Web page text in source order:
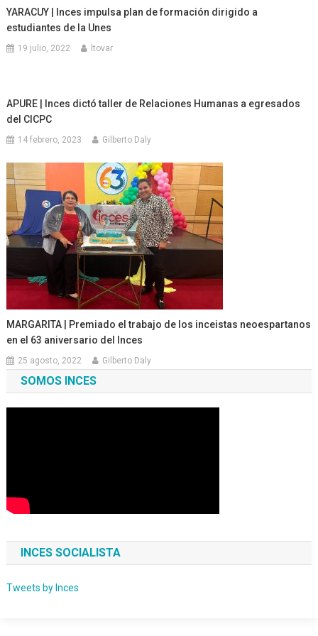
YARACUY | Inces impulsa plan de formación dirigido a
estudiantes de la Unes
19 julio, 2022 ltovar
APURE | Inces dictó taller de Relaciones Humanas a egresados
del CICPC
14 febrero, 2023 Gilberto Daly
MARGARITA | Premiado el trabajo de los inceistas neoespartanos
en el 63 aniversario del Inces
25 agosto, 2022 Gilberto Daly
SOMOS INCES
INCES SOCIALISTA
Tweets by Inces